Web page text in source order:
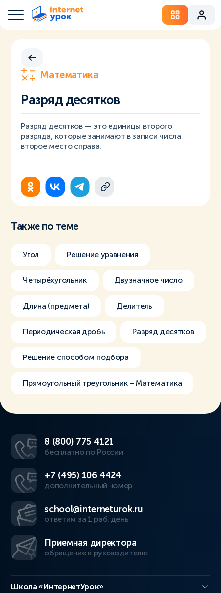
Математика
Разряд десятков
Разряд десятков — это единицы второго
разряда, которые занимают в записи числа
второе место справа.
Также по теме
Угол Решение уравнения
Четырёхугольник Двузначное число
Длина (предмета) Делитель
Периодическая дробь Разряд десятков
Решение способом подбора
Прямоугольный треугольник – Математика
8 (800) 775 4121
бесплатно по России
+7 (495) 106 4424
дополнительный номер
school@interneturok.ru
ответим за 1 раб. день
Приемная директора
обращение к руководителю
Школа «ИнтернетУрок»